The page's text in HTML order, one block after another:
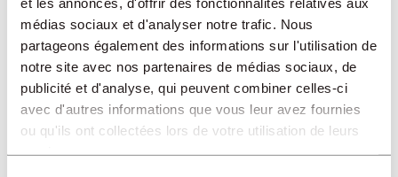
médias sociaux et d'analyser notre trafic. Nous
partageons également des informations sur l'utilisation de
notre site avec nos partenaires de médias sociaux, de
publicité et d'analyse, qui peuvent combiner celles-ci
avec d'autres informations que vous leur avez fournies
ou qu'ils ont collectées lors de votre utilisation de leurs
RÉGIONS
SECTEURS
PROFESSION